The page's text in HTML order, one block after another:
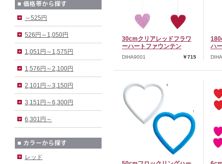
～525円
526円～1,050円
1,051円～1,575円
1,576円～2,100円
2,101円～3,150円
3,151円～6,300円
6,301円～
レッド
30cmクリアレッドフラワ
ーハートファウンテン
DIHA9001 ￥715
ハ